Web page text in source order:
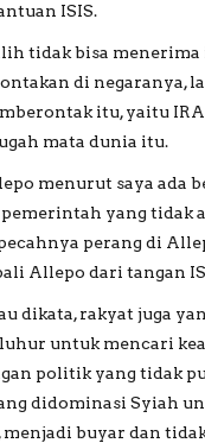
ISIS.
tidak bisa menerima
di negaranya,
itu, yaitu
mata dunia itu.
menurut saya ada
yang tidak
perang di
Allepo dari tangan
dikata, rakyat juga
untuk mencari
politik yang tidak
didominasi Syiah
menjadi buyar dan